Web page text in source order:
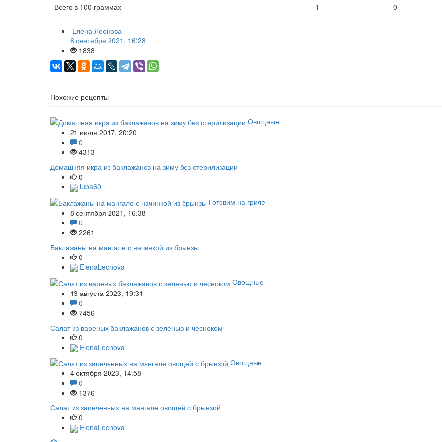
Всего в 100 граммах 1 0
Елена Леонова
8 сентября 2021, 16:28
1838
Похожие рецепты
Овощные
21 июля 2017, 20:20
0
4313
Домашняя икра из баклажанов на зиму без стерилизации
0
luba60
Готовим на гриле
8 сентября 2021, 16:38
0
2261
Баклажаны на мангале с начинкой из брынзы
0
ElenaLeonova
Овощные
13 августа 2023, 19:31
0
7456
Салат из вареных баклажанов с зеленью и чесноком
0
ElenaLeonova
Овощные
4 октября 2023, 14:58
0
1376
Салат из запеченных на мангале овощей с брынзой
0
ElenaLeonova